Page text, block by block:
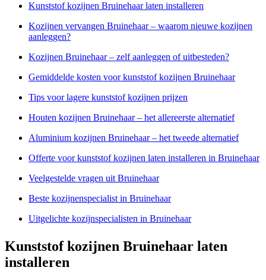
Kunststof kozijnen Bruinehaar laten installeren
Kozijnen vervangen Bruinehaar – waarom nieuwe kozijnen
aanleggen?
Kozijnen Bruinehaar – zelf aanleggen of uitbesteden?
Gemiddelde kosten voor kunststof kozijnen Bruinehaar
Tips voor lagere kunststof kozijnen prijzen
Houten kozijnen Bruinehaar – het allereerste alternatief
Aluminium kozijnen Bruinehaar – het tweede alternatief
Offerte voor kunststof kozijnen laten installeren in Bruinehaar
Veelgestelde vragen uit Bruinehaar
Beste kozijnenspecialist in Bruinehaar
Uitgelichte kozijnspecialisten in Bruinehaar
Kunststof kozijnen Bruinehaar laten
installeren